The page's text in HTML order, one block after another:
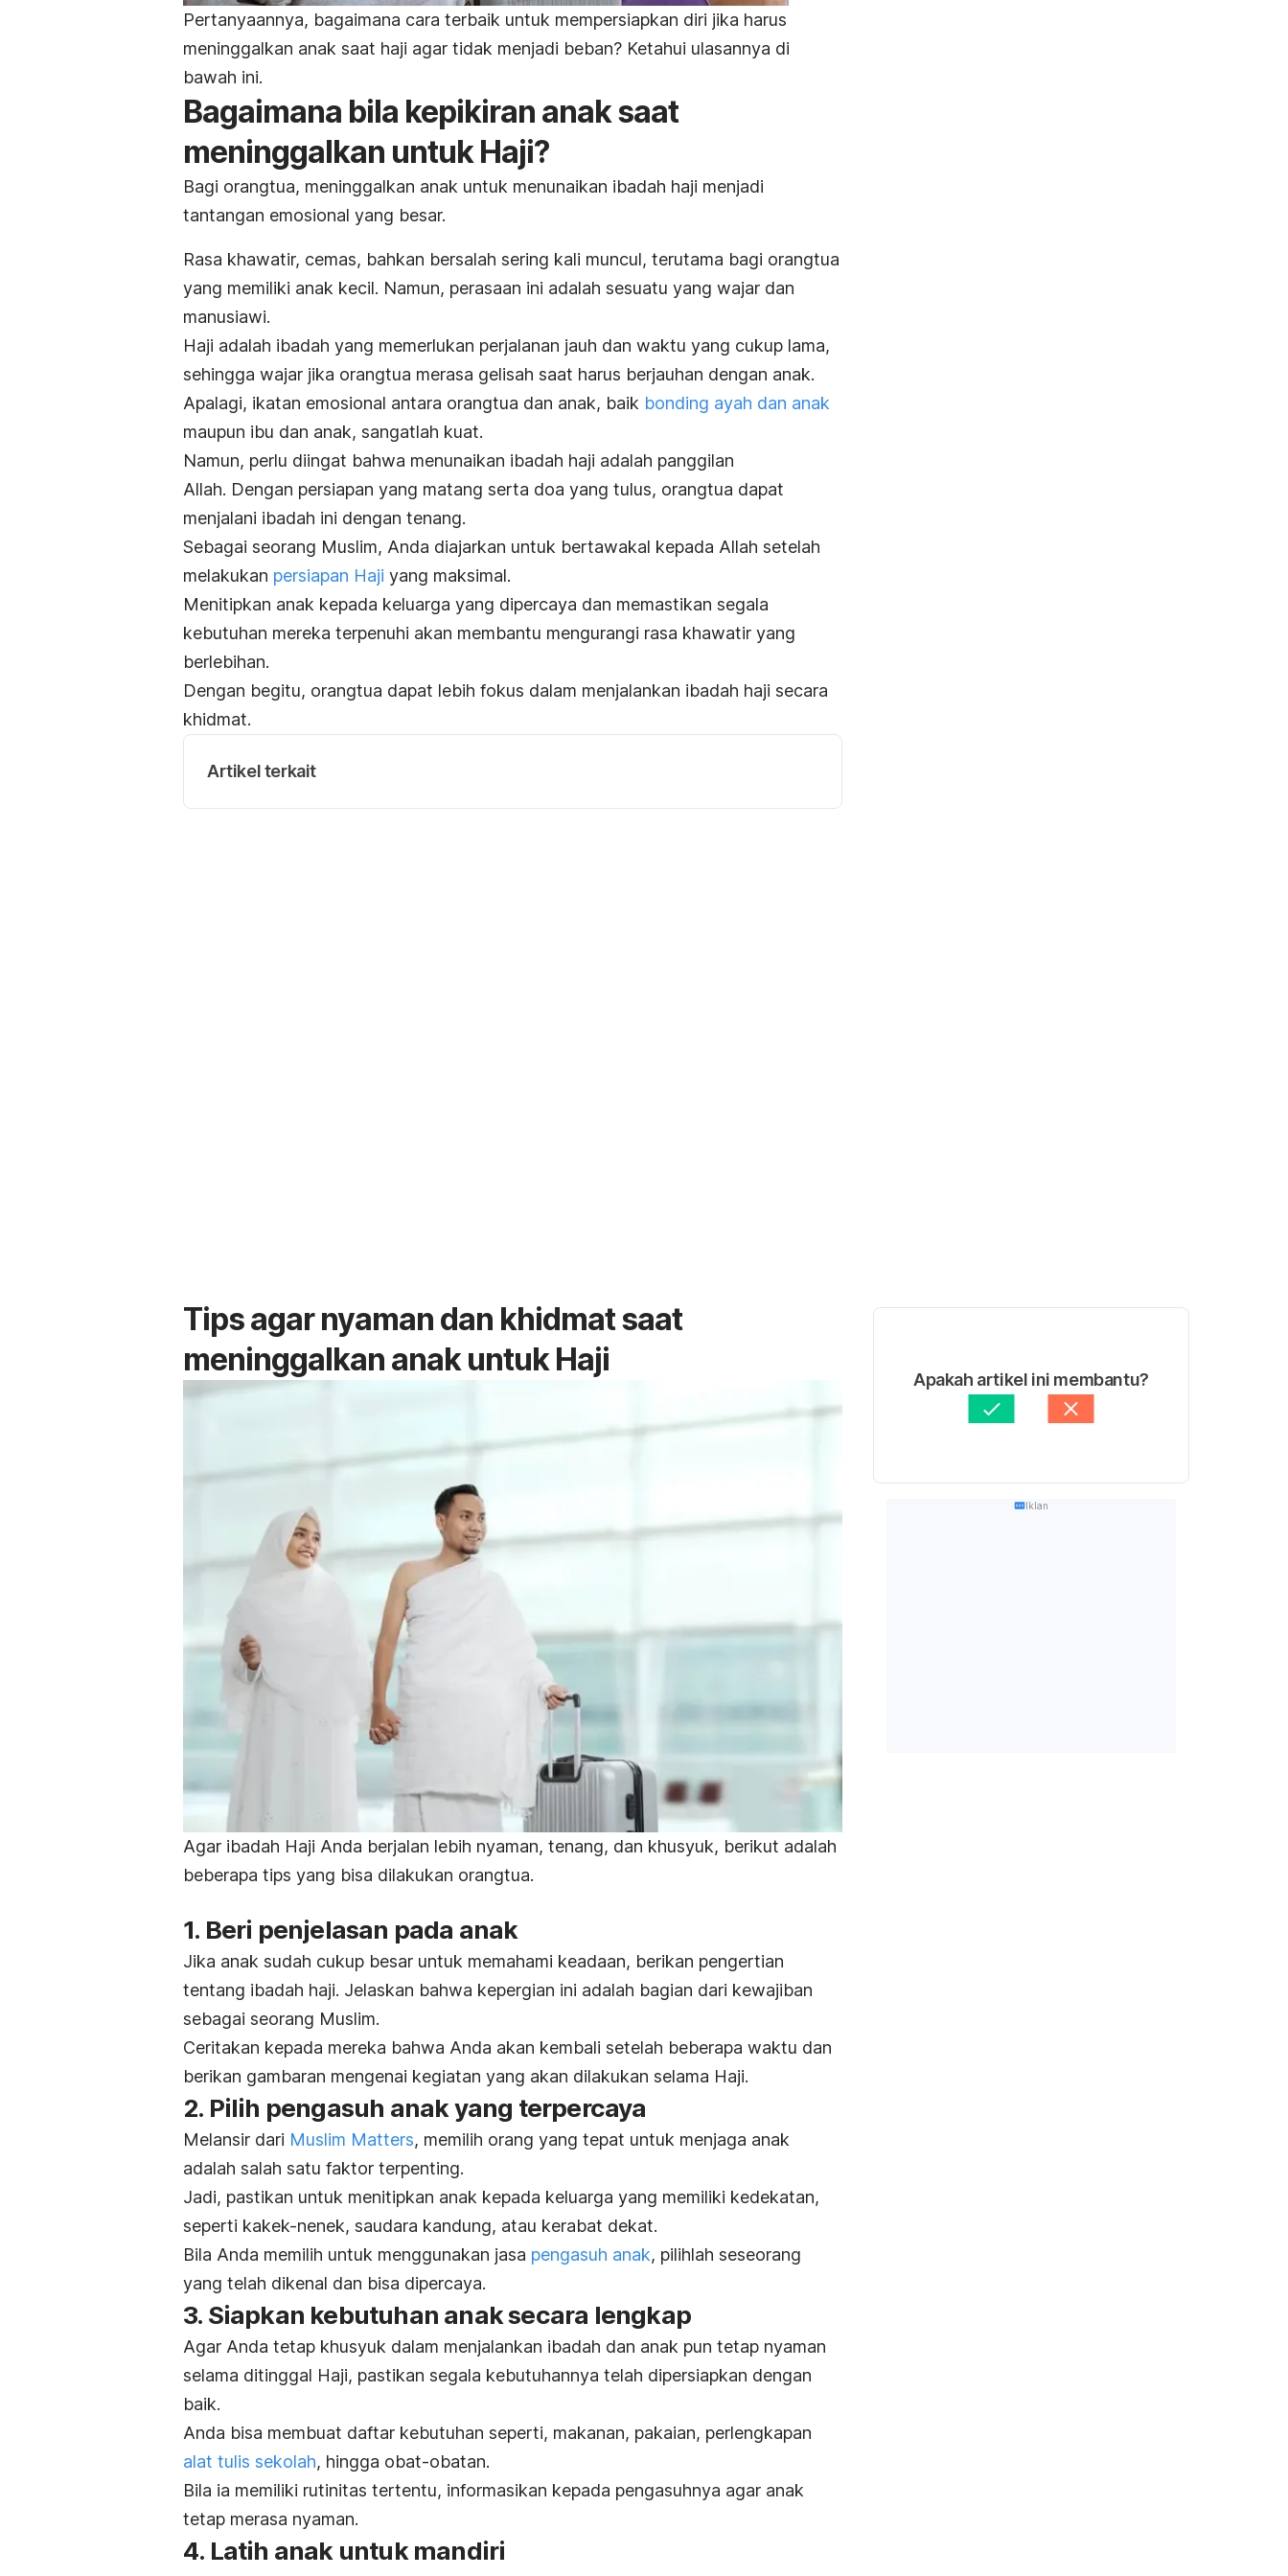
Pertanyaannya, bagaimana cara terbaik untuk mempersiapkan diri jika harus
meninggalkan anak saat haji agar tidak menjadi beban? Ketahui ulasannya di
bawah ini.
Bagaimana bila kepikiran anak saat
meninggalkan untuk Haji?
Bagi orangtua, meninggalkan anak untuk menunaikan ibadah haji menjadi
tantangan emosional yang besar.
Rasa khawatir, cemas, bahkan bersalah sering kali muncul, terutama bagi orangtua
yang memiliki anak kecil. Namun, perasaan ini adalah sesuatu yang wajar dan
manusiawi.
Haji adalah ibadah yang memerlukan perjalanan jauh dan waktu yang cukup lama,
sehingga wajar jika orangtua merasa gelisah saat harus berjauhan dengan anak.
Apalagi, ikatan emosional antara orangtua dan anak, baik bonding ayah dan anak
maupun ibu dan anak, sangatlah kuat.
Namun, perlu diingat bahwa menunaikan ibadah haji adalah panggilan
Allah. Dengan persiapan yang matang serta doa yang tulus, orangtua dapat
menjalani ibadah ini dengan tenang.
Sebagai seorang Muslim, Anda diajarkan untuk bertawakal kepada Allah setelah
melakukan persiapan Haji yang maksimal.
Menitipkan anak kepada keluarga yang dipercaya dan memastikan segala
kebutuhan mereka terpenuhi akan membantu mengurangi rasa khawatir yang
berlebihan.
Dengan begitu, orangtua dapat lebih fokus dalam menjalankan ibadah haji secara
khidmat.
Artikel terkait
Tips agar nyaman dan khidmat saat
meninggalkan anak untuk Haji
Agar ibadah Haji Anda berjalan lebih nyaman, tenang, dan khusyuk, berikut adalah
beberapa tips yang bisa dilakukan orangtua.
1. Beri penjelasan pada anak
Jika anak sudah cukup besar untuk memahami keadaan, berikan pengertian
tentang ibadah haji. Jelaskan bahwa kepergian ini adalah bagian dari kewajiban
sebagai seorang Muslim.
Ceritakan kepada mereka bahwa Anda akan kembali setelah beberapa waktu dan
berikan gambaran mengenai kegiatan yang akan dilakukan selama Haji.
2. Pilih pengasuh anak yang terpercaya
Melansir dari Muslim Matters, memilih orang yang tepat untuk menjaga anak
adalah salah satu faktor terpenting.
Jadi, pastikan untuk menitipkan anak kepada keluarga yang memiliki kedekatan,
seperti kakek-nenek, saudara kandung, atau kerabat dekat.
Bila Anda memilih untuk menggunakan jasa pengasuh anak, pilihlah seseorang
yang telah dikenal dan bisa dipercaya.
3. Siapkan kebutuhan anak secara lengkap
Agar Anda tetap khusyuk dalam menjalankan ibadah dan anak pun tetap nyaman
selama ditinggal Haji, pastikan segala kebutuhannya telah dipersiapkan dengan
baik.
Anda bisa membuat daftar kebutuhan seperti, makanan, pakaian, perlengkapan
alat tulis sekolah, hingga obat-obatan.
Bila ia memiliki rutinitas tertentu, informasikan kepada pengasuhnya agar anak
tetap merasa nyaman.
4. Latih anak untuk mandiri
Apakah artikel ini membantu?
Iklan